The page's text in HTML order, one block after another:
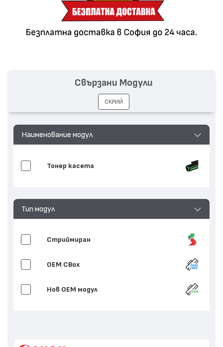
Наименование модул
Тонер касета
Тип модул
Стриймиран
OEM CBox
Нов ОЕМ модул
Свързани Модули
СКРИЙ